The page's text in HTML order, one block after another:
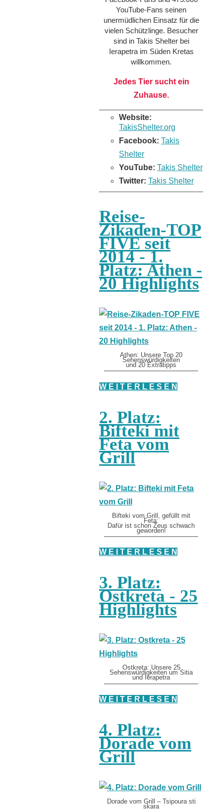
YouTube-Fans seinen
unermüdlichen Einsatz für die
vielen Schützlinge. Besucher
sind in Takis Shelter bei
Ierapetra im Süden Kretas
willkommen.
Jedes Tier sucht ein
Zuhause.
Website:
TakisShelter.org
Facebook: Takis
Shelter
YouTube: Takis Shelter
Twitter: Takis Shelter
Reise-
Zikaden-TOP
FIVE seit
2014 - 1.
Platz: Athen -
20 Highlights
Athen: Unsere Top 20
Sehenswürdigkeiten
und 20 Extratipps
W E I T E R L E S E N
2. Platz:
Bifteki mit
Feta vom
Grill
Bifteki vom Grill, gefüllt mit
Feta:
Dafür ist schon Zeus schwach
geworden!
W E I T E R L E S E N
3. Platz:
Ostkreta - 25
Highlights
Ostkreta: Unsere 25
Sehenswürdigkeiten um Sitia
und Ierapetra
W E I T E R L E S E N
4. Platz:
Dorade vom
Grill
Dorade vom Grill – Tsipoura sti
skara